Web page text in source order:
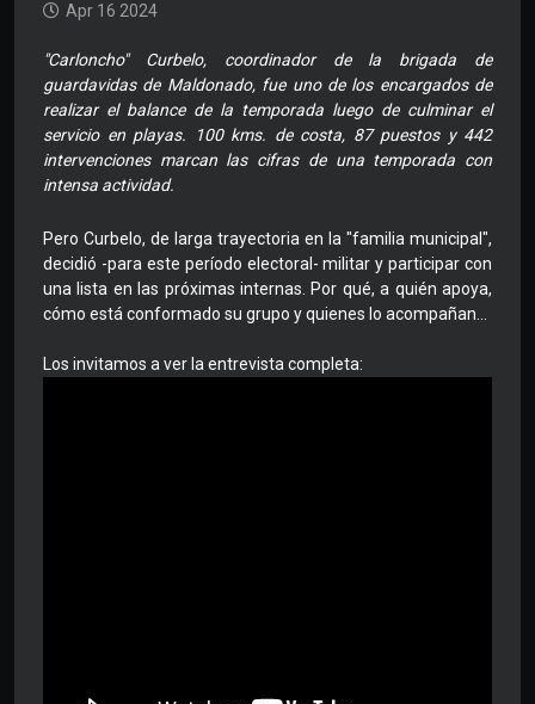
Apr 16 2024
"Carloncho" Curbelo, coordinador de la brigada de
guardavidas de Maldonado, fue uno de los encargados de
realizar el balance de la temporada luego de culminar el
servicio en playas. 100 kms. de costa, 87 puestos y 442
intervenciones marcan las cifras de una temporada con
intensa actividad.
Pero Curbelo, de larga trayectoria en la "familia municipal",
decidió -para este período electoral- militar y participar con
una lista en las próximas internas. Por qué, a quién apoya,
cómo está conformado su grupo y quienes lo acompañan...
Los invitamos a ver la entrevista completa: